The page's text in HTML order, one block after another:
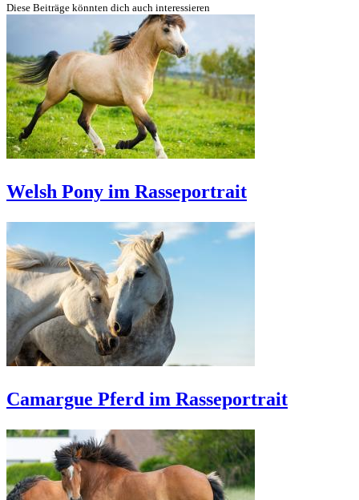
Diese Beiträge könnten dich auch interessieren
Welsh Pony im Rasseportrait
Camargue Pferd im Rasseportrait